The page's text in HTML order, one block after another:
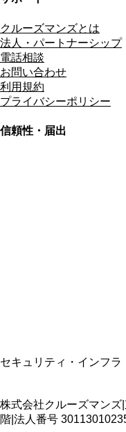
クルーズマンズとは
法人・パートナーシップ
電話相談
お問い合わせ
利用規約
プライバシーポリシー
信頼性・届出
セキュリティ・インフラ
株式会社クルーズマンズ
階 法人番号